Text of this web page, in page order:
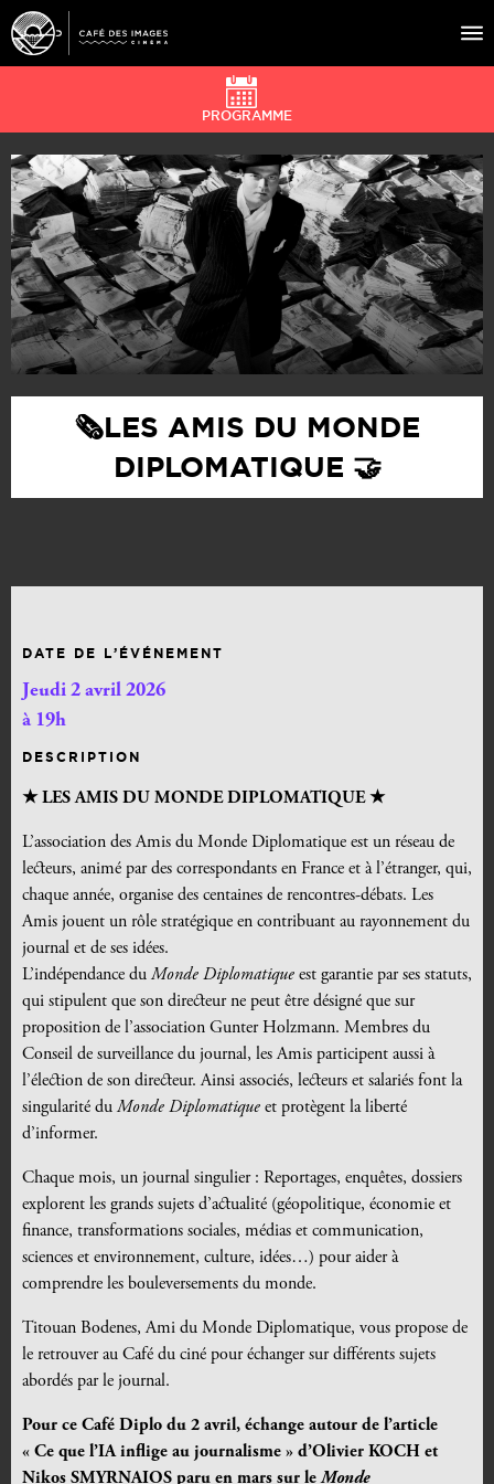
À L’AFFICHE
ÉVÉNEMENTS
CAFÉ DU CINÉ
PRATIQUE
ÉDUCATION AUX IMAGES
PROGRAMME
🗞️LES AMIS DU MONDE
DIPLOMATIQUE 🤝
DATE DE L’ÉVÉNEMENT
Jeudi 2 avril 2026
à 19h
DESCRIPTION
★ LES AMIS DU MONDE DIPLOMATIQUE ★
L’association des Amis du Monde Diplomatique est un réseau de
lecteurs, animé par des correspondants en France et à l’étranger, qui,
chaque année, organise des centaines de rencontres-débats. Les
Amis jouent un rôle stratégique en contribuant au rayonnement du
journal et de ses idées.
L’indépendance du Monde Diplomatique est garantie par ses statuts,
qui stipulent que son directeur ne peut être désigné que sur
proposition de l’association Gunter Holzmann. Membres du
Conseil de surveillance du journal, les Amis participent aussi à
l’élection de son directeur. Ainsi associés, lecteurs et salariés font la
singularité du Monde Diplomatique et protègent la liberté
d’informer.
Chaque mois, un journal singulier : Reportages, enquêtes, dossiers
explorent les grands sujets d’actualité (géopolitique, économie et
finance, transformations sociales, médias et communication,
sciences et environnement, culture, idées…) pour aider à
comprendre les bouleversements du monde.
Titouan Bodenes, Ami du Monde Diplomatique, vous propose de
le retrouver au Café du ciné pour échanger sur différents sujets
abordés par le journal.
Pour ce Café Diplo du 2 avril, échange autour de l’article
« Ce que l’IA inflige au journalisme » d’Olivier KOCH et
Nikos SMYRNAIOS paru en mars sur leMonde